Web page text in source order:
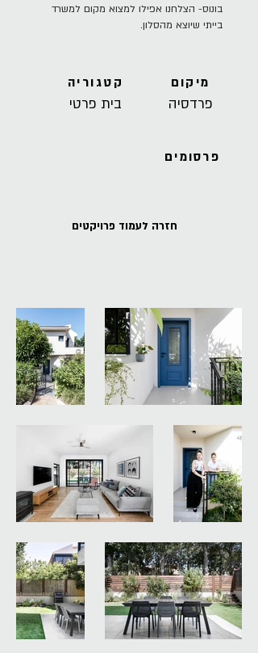
בונוס- הצלחנו אפילו למצוא מקום למשרד
בייתי שיוצא מהסלון.
קטגוריה
בית פרטי
מיקום
פרדסיה
פרסומים
חזרה לעמוד פרויקטים